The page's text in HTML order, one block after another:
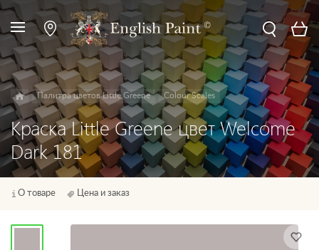
Палитра цветов Little Greene Colour Scales
Краска Little Greene цвет Welcome
Dark 181
О товаре Цена и заказ